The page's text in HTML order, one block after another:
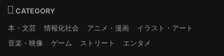
CATEGORY
本・文芸
情報化社会 アニメ・漫画
イラスト・アート
音楽・映像
ゲーム ストリート エンタメ